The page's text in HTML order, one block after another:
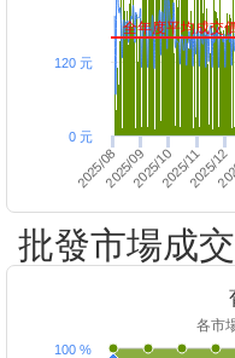
2025/082025/092025/102025/112025/12
0 元
120 元
全年度平均成交
批發市場成
各市
100 %